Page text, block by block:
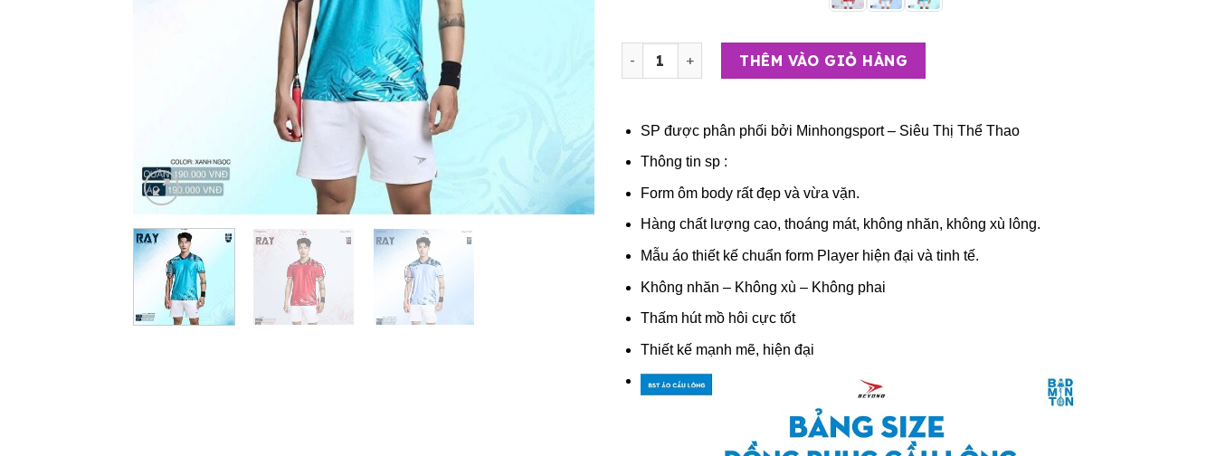
Áo Thể Thao Đa Năng – Beyono CL18 Nam số lượng
THÊM VÀO GIỎ HÀNG
SP được phân phối bởi Minhongsport – Siêu Thị Thể Thao
Thông tin sp :
Form ôm body rất đẹp và vừa vặn.
Hàng chất lượng cao, thoáng mát, không nhăn, không xù lông.
Mẫu áo thiết kế chuẩn form Player hiện đại và tinh tế.
Không nhăn – Không xù – Không phai
Thấm hút mồ hôi cực tốt
Thiết kế mạnh mẽ, hiện đại